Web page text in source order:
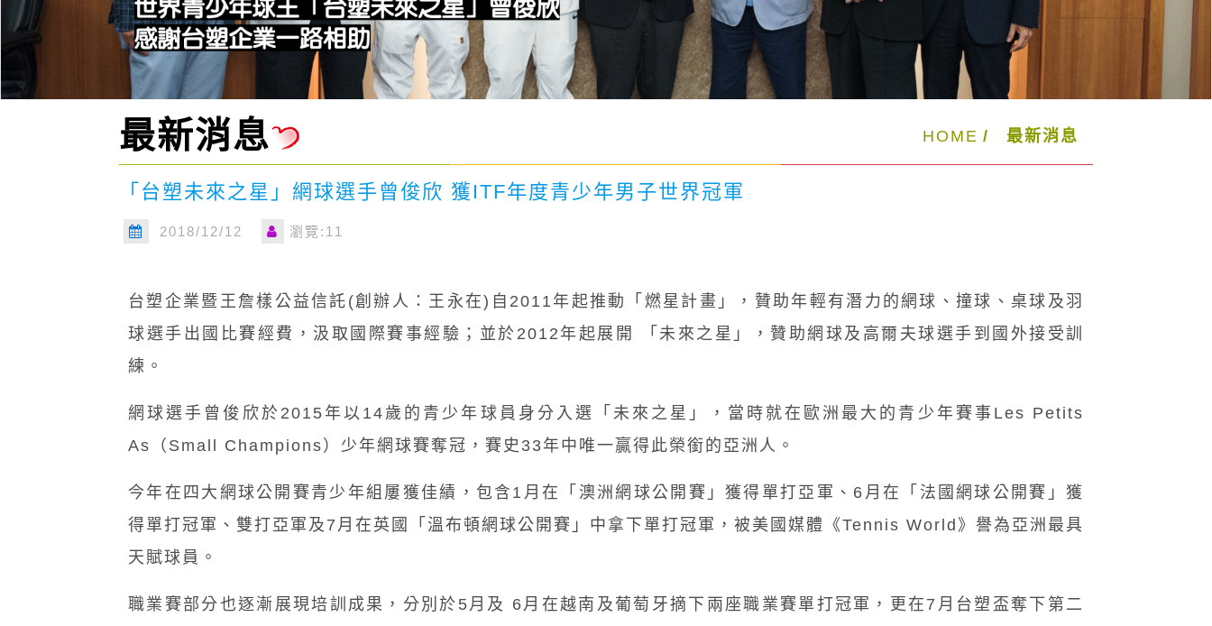
HOME 最新消息
最新消息
「台塑未來之星」網球選手曾俊欣 獲ITF年度青少年男子世界冠軍
2018/12/12 瀏覽:11
台塑企業暨王詹樣公益信託 (創辦人：王永在) 自2011年起推動「燃星計畫」，贊助年輕有潛力的網球、撞球、桌球及羽
球選手出國比賽經費，汲取國際賽事經驗；並於2012年起展開 「未來之星」，贊助網球及高爾夫球選手到國外接受訓
練。
網球選手曾俊欣於2015年以14歲的青少年球員身分入選「未來之星」，當時就在歐洲最大的青少年賽事Les Petits
As（Small Champions）少年網球賽奪冠，賽史33年中唯一贏得此榮銜的亞洲人。
今年在四大網球公開賽青少年組屢獲佳績，包含1月在「澳洲網球公開賽」獲得單打亞軍、6月在「法國網球公開賽」獲
得單打冠軍、雙打亞軍及7月在英國「溫布頓網球公開賽」中拿下單打冠軍，被美國媒體《Tennis World》譽為亞洲最具
天賦球員。
職業賽部分也逐漸展現培訓成果，分別於5月及 6月在越南及葡萄牙摘下兩座職業賽單打冠軍，更在7月台塑盃奪下第二